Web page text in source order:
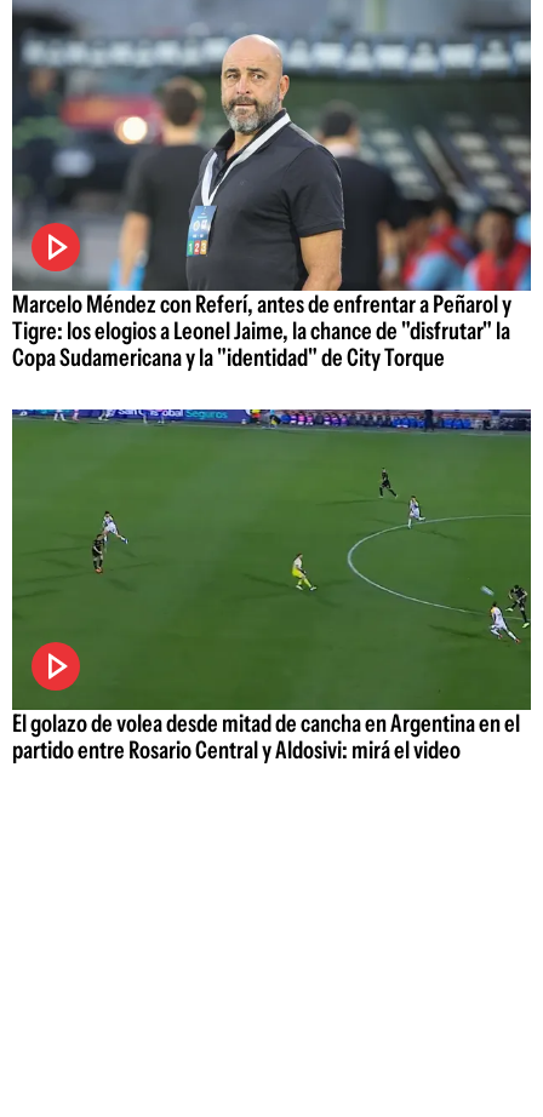
Marcelo Méndez con Referí, antes de enfrentar a Peñarol y
Tigre: los elogios a Leonel Jaime, la chance de "disfrutar" la
Copa Sudamericana y la "identidad" de City Torque
El golazo de volea desde mitad de cancha en Argentina en el
partido entre Rosario Central y Aldosivi: mirá el video